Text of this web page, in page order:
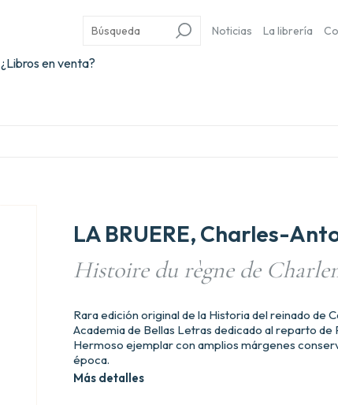
¿Libros en venta?
Noticias La librería
LA BRUERE, Charles-
Histoire du règne de
Rara edición original de la Historia del reinado de
Academia de Bellas Letras dedicado al reparto de
Hermoso ejemplar con amplios márgenes
época.
Más detalles